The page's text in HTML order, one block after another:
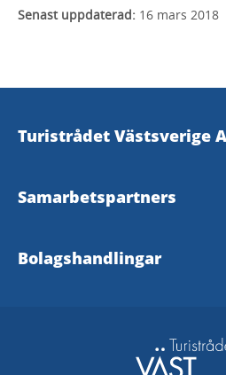
Senast uppdaterad: 16 mars 2018
Turistrådet Västsverige
vastsverige.com
Samarbetspartners
Göteborg & Co
Bolagshandlingar
Verksamhetsberättelser